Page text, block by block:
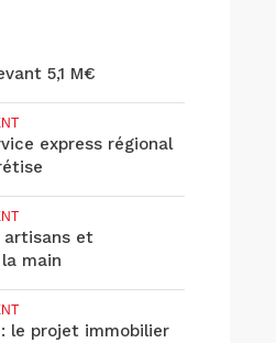
5,1 M€
express régional
artisans et
main
le projet immobilier